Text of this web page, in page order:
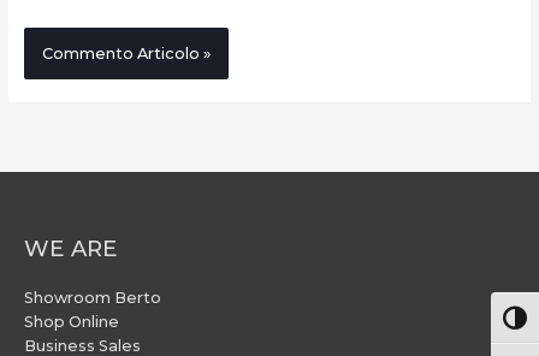
WE ARE
Showroom Berto
Shop Online
Business Sales